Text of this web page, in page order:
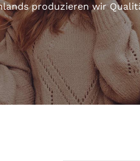
produzieren wir